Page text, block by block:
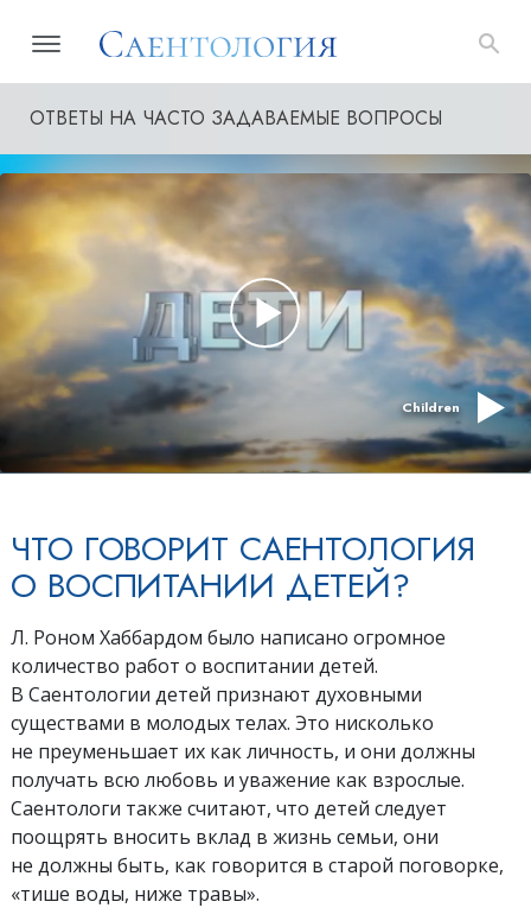
ОТВЕТЫ НА ЧАСТО ЗАДАВАЕМЫЕ ВОПРОСЫ
Children
ЧТО ГОВОРИТ САЕНТОЛОГИЯ
О ВОСПИТАНИИ ДЕТЕЙ?
Л. Роном Хаббардом было написано огромное
количество работ о воспитании детей.
В Саентологии детей признают духовными
существами в молодых телах. Это нисколько
не преуменьшает их как личность, и они должны
получать всю любовь и уважение как взрослые.
Саентологи также считают, что детей следует
поощрять вносить вклад в жизнь семьи, они
не должны быть, как говорится в старой поговорке,
«тише воды, ниже травы».